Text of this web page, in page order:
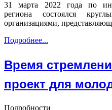
31 марта 2022 года по
региона состоялся
организациями,
Подробнее...
Время
проект для
Подробности